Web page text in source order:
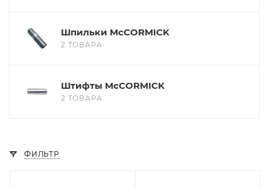
Шпильки McCORMICK
2 ТОВАРА
Штифты McCORMICK
2 ТОВАРА
ФИЛЬТР